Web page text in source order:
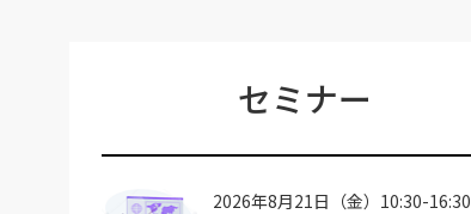
セミナー
2026年8月21日（金）10:30-16:30